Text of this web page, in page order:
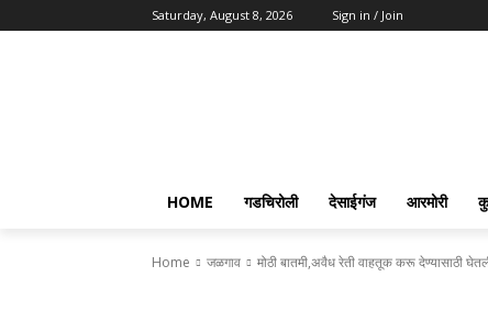
Saturday, August 8, 2026 Sign in / Join
HOME गडचिरोली देसाईगंज आरमोरी
Home जळगाव मोठी बातमी,अवैध रेती वाहतूक करू देण्यासाठी